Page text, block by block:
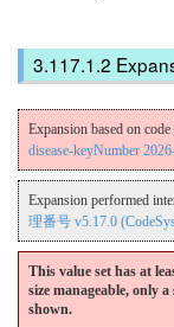
Expansion based on
disease-keyNumber
Expansion performed
理番号 v5.17.0
This value set has at
size manageable, only
shown.